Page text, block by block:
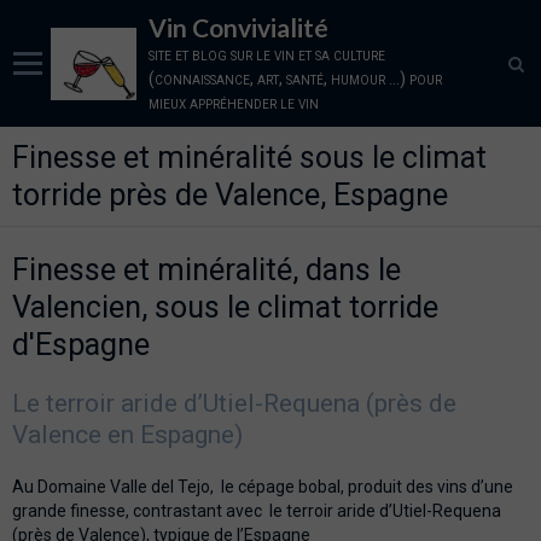
Vin Convivialité
site et blog sur le vin et sa culture
(connaissance, art, santé, humour ...) pour
mieux appréhender le vin
Panier
Votre compte
la Cave: vins disponibles sur la plateforme
les vignerons partenaires
Blog sur le vin
qui sommes nous, nos amis
Conditions générales
Finesse et minéralité sous le climat
torride près de Valence, Espagne
Finesse et minéralité, dans le
Valencien, sous le climat torride
d'Espagne
Le terroir aride d’Utiel-Requena (près de
Valence en Espagne)
Au Domaine Valle del Tejo, le cépage bobal, produit des vins d’une
grande finesse, contrastant avec le terroir aride d’Utiel-Requena
(près de Valence), typique de l’Espagne